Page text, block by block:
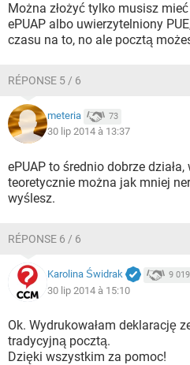
Można złożyć tylko musisz
ePUAP albo uwierzytelniony
czasu na to, no ale pocztą
RÉPONSE 5 / 6
meteria 73
30 lip 2014 à 13:37
ePUAP to średnio dobrze
teoretycznie można jak mniej
wyślesz.
RÉPONSE 6 / 6
Karolina Świdrak 9 019
30 lip 2014 à 15:10
Ok. Wydrukowałam deklarację
tradycyjną pocztą.
Dzięki wszystkim za pomoc!